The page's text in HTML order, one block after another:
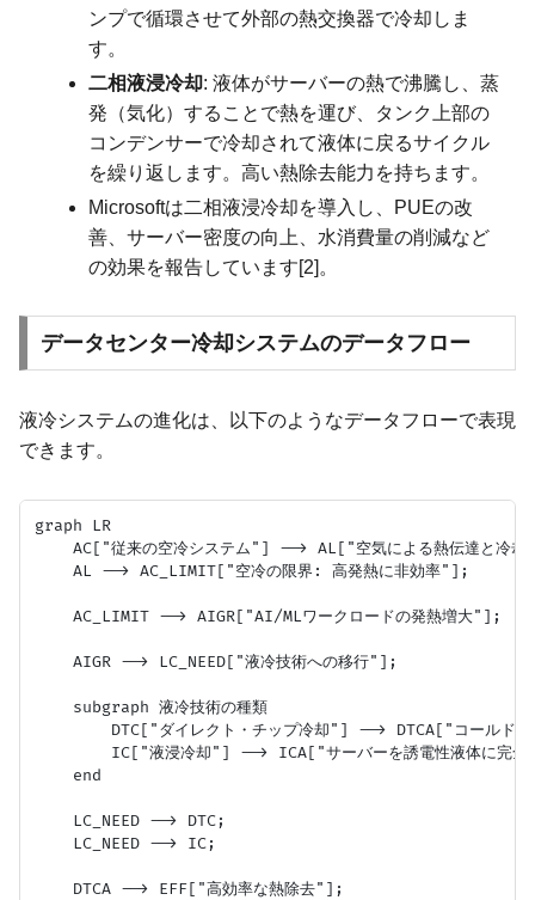
ンプで循環させて外部の熱交換器で冷却しま
す。
二相液浸冷却: 液体がサーバーの熱で沸騰し、蒸
発（気化）することで熱を運び、タンク上部の
コンデンサーで冷却されて液体に戻るサイクル
を繰り返します。高い熱除去能力を持ちます。
Microsoftは二相液浸冷却を導入し、PUEの改
善、サーバー密度の向上、水消費量の削減など
の効果を報告しています[2]。
データセンター冷却システムのデータフロー
液冷システムの進化は、以下のようなデータフローで表現
できます。
graph LR
AC["従来の空冷システム"] --> AL["空気による熱伝達と冷却
    AL --> AC_LIMIT["空冷の限界: 高発熱に非効率"];
    AC_LIMIT --> AIGR["AI/MLワークロードの発熱増大"];
    AIGR --> LC_NEED["液冷技術への移行"];
    subgraph 液冷技術の種類
DTC["ダイレクト・チップ冷却"] --> DTCA["コールド
IC["液浸冷却"] --> ICA["サーバーを誘電性液体に完全
    end
    LC_NEED --> DTC;
    LC_NEED --> IC;
    DTCA --> EFF["高効率な熱除去"];